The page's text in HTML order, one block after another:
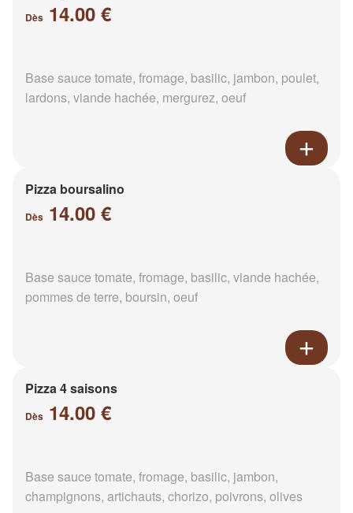
Dès 14.00 €
Base sauce tomate, fromage, basilic, jambon, poulet,
lardons, viande hachée, mergurez, oeuf
Pizza boursalino
Dès 14.00 €
Base sauce tomate, fromage, basilic, viande hachée,
pommes de terre, boursin, oeuf
Pizza 4 saisons
Dès 14.00 €
Base sauce tomate, fromage, basilic, jambon,
champignons, artichauts, chorizo, poivrons, olives